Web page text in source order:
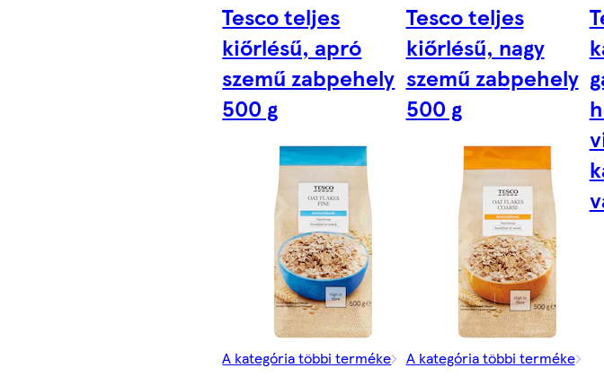
Tesco teljes
kiőrlésű, apró
szemű zabpehely
500 g
A kategória többi terméke
Tesco teljes
kiőrlésű, nagy
szemű zabpehely
500 g
A kategória többi terméke